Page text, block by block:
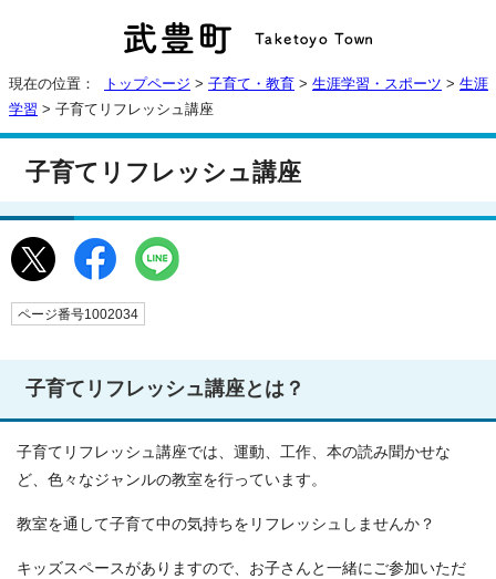
現在の位置： トップページ > 子育て・教育 > 生涯学習・スポーツ > 生涯
学習 > 子育てリフレッシュ講座
子育てリフレッシュ講座
ページ番号1002034
子育てリフレッシュ講座とは？
子育てリフレッシュ講座では、運動、工作、本の読み聞かせな
ど、色々なジャンルの教室を行っています。
教室を通して子育て中の気持ちをリフレッシュしませんか？
キッズスペースがありますので、お子さんと一緒にご参加いただ